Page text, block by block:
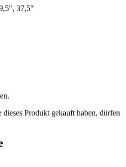
37,5"
Produkt gekauft haben, dürfen